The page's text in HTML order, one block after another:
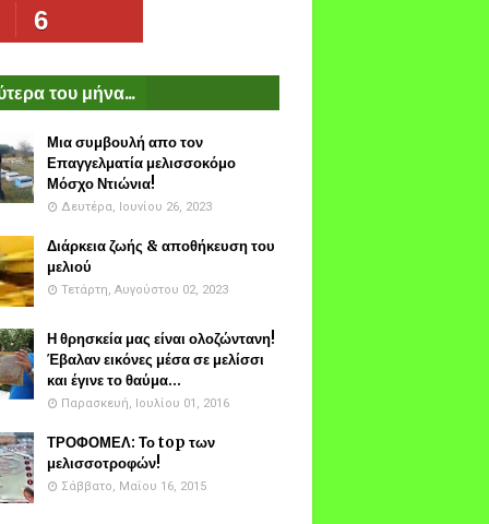
6
του μήνα...
Μια συμβουλή απο τον
Επαγγελματία μελισσοκόμο
Μόσχο Ντιώνια!
Δευτέρα, Ιουνίου 26, 2023
Διάρκεια ζωής & αποθήκευση του
μελιού
Τετάρτη, Αυγούστου 02, 2023
Η θρησκεία μας είναι ολοζώντανη!
Έβαλαν εικόνες μέσα σε μελίσσι
και έγινε το θαύμα...
Παρασκευή, Ιουλίου 01, 2016
ΤΡΟΦΟΜΕΛ: Το top των
μελισσοτροφών!
Σάββατο, Μαΐου 16, 2015